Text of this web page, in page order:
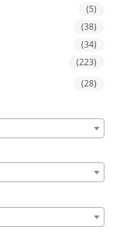
(5)
(38)
(34)
(223)
(28)